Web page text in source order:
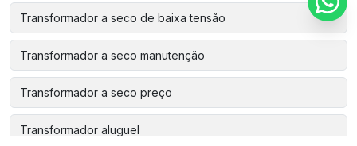
Transformador a seco de baixa tensão
Transformador a seco manutenção
Transformador a seco preço
Transformador aluguel